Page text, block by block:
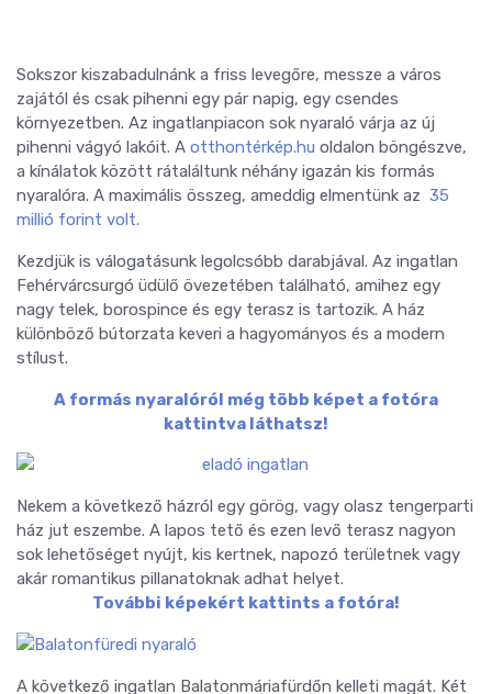
Sokszor kiszabadulnánk a friss levegőre, messze a város
zajától és csak pihenni egy pár napig, egy csendes
környezetben. Az ingatlanpiacon sok nyaraló várja az új
pihenni vágyó lakóit. A otthontérkép.hu oldalon böngészve,
a kínálatok között rátaláltunk néhány igazán kis formás
nyaralóra. A maximális összeg, ameddig elmentünk az 35
millió forint volt.
Kezdjük is válogatásunk legolcsóbb darabjával. Az ingatlan
Fehérvárcsurgó üdülő övezetében található, amihez egy
nagy telek, borospince és egy terasz is tartozik. A ház
különböző bútorzata keveri a hagyományos és a modern
stílust.
A formás nyaralóról még több képet a fotóra
kattintva láthatsz!
Nekem a következő házról egy görög, vagy olasz tengerparti
ház jut eszembe. A lapos tető és ezen levő terasz nagyon
sok lehetőséget nyújt, kis kertnek, napozó területnek vagy
akár romantikus pillanatoknak adhat helyet.
További képekért kattints a fotóra!
A következő ingatlan Balatonmáriafürdőn kelleti magát. Két